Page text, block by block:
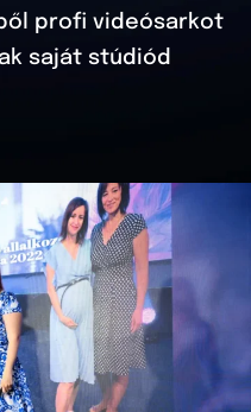
profi videósarkot
saját stúdiód